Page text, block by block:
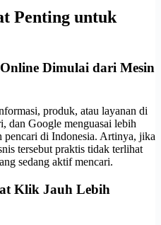
Penting untuk
Dimulai dari Mesin
produk, atau layanan di
dan Google menguasai lebih
pencari di Indonesia. Artinya, jika
tersebut praktis tidak terlihat
sedang aktif mencari.
Klik Jauh Lebih